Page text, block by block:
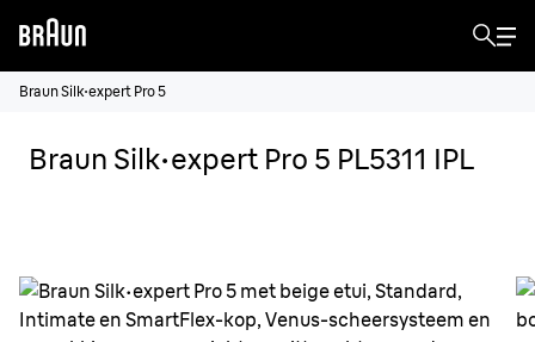
Braun Silk·expert Pro 5
Braun Silk·expert Pro 5 PL5311 IPL